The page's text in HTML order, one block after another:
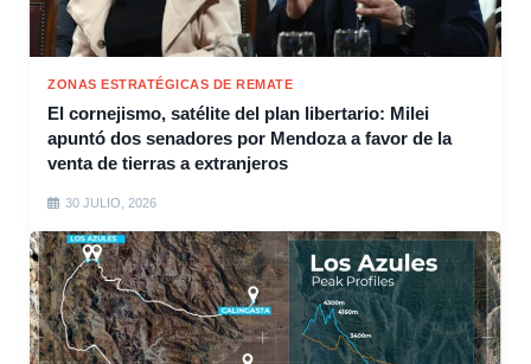
ZONAS ESTRATÉGICAS DE REMATE
El cornejismo, satélite del plan libertario: Milei
apuntó dos senadores por Mendoza a favor de la
venta de tierras a extranjeros
30 JULIO, 2026